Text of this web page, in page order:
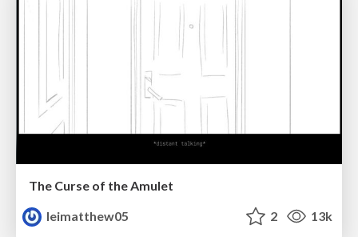
The Curse of the Amulet
leimatthew05
2 13k